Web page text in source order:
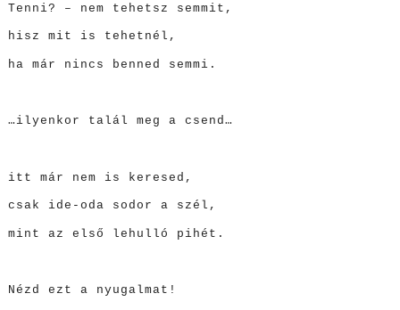
Tenni? – nem tehetsz semmit,
hisz mit is tehetnél,
ha már nincs benned semmi.
…ilyenkor talál meg a csend…
itt már nem is keresed,
csak ide-oda sodor a szél,
mint az első lehulló pihét.
Nézd ezt a nyugalmat!